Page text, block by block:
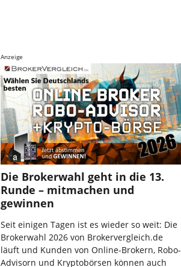
Anzeige
Die Brokerwahl geht in die 13.
Runde – mitmachen und
gewinnen
Seit einigen Tagen ist es wieder so weit: Die
Brokerwahl 2026 von Brokervergleich.de
läuft und Kunden von Online-Brokern, Robo-
Advisorn und Kryptobörsen können auch